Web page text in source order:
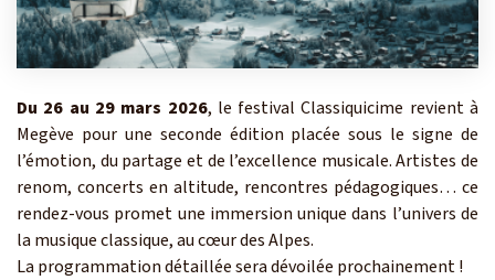
Du 26 au 29 mars 2026, le festival Classiquicime revient à
Megève pour une seconde édition placée sous le signe de
l’émotion, du partage et de l’excellence musicale. Artistes de
renom, concerts en altitude, rencontres pédagogiques… ce
rendez-vous promet une immersion unique dans l’univers de
la musique classique, au cœur des Alpes.
La programmation détaillée sera dévoilée prochainement !